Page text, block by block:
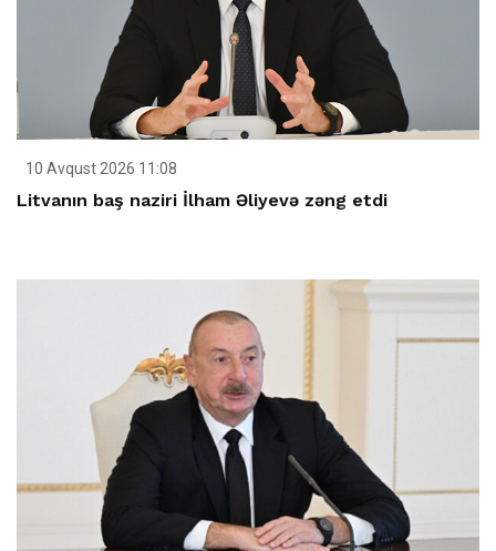
10 Avqust 2026 11:08
Litvanın baş naziri İlham Əliyevə zəng etdi